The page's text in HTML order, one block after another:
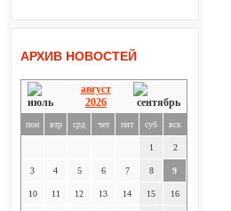
АРХИВ НОВОСТЕЙ
август
2026
пон втр срд чет пят суб вск
1 2
3 4 5 6 7 8 9
10 11 12 13 14 15 16